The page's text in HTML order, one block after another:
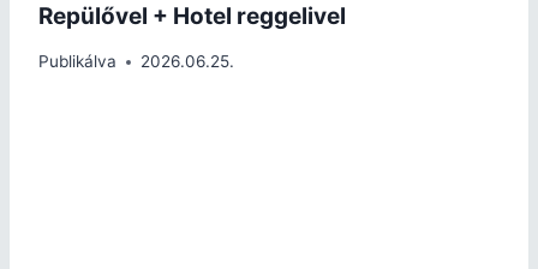
Repülővel + Hotel reggelivel
Publikálva 2026.06.25.